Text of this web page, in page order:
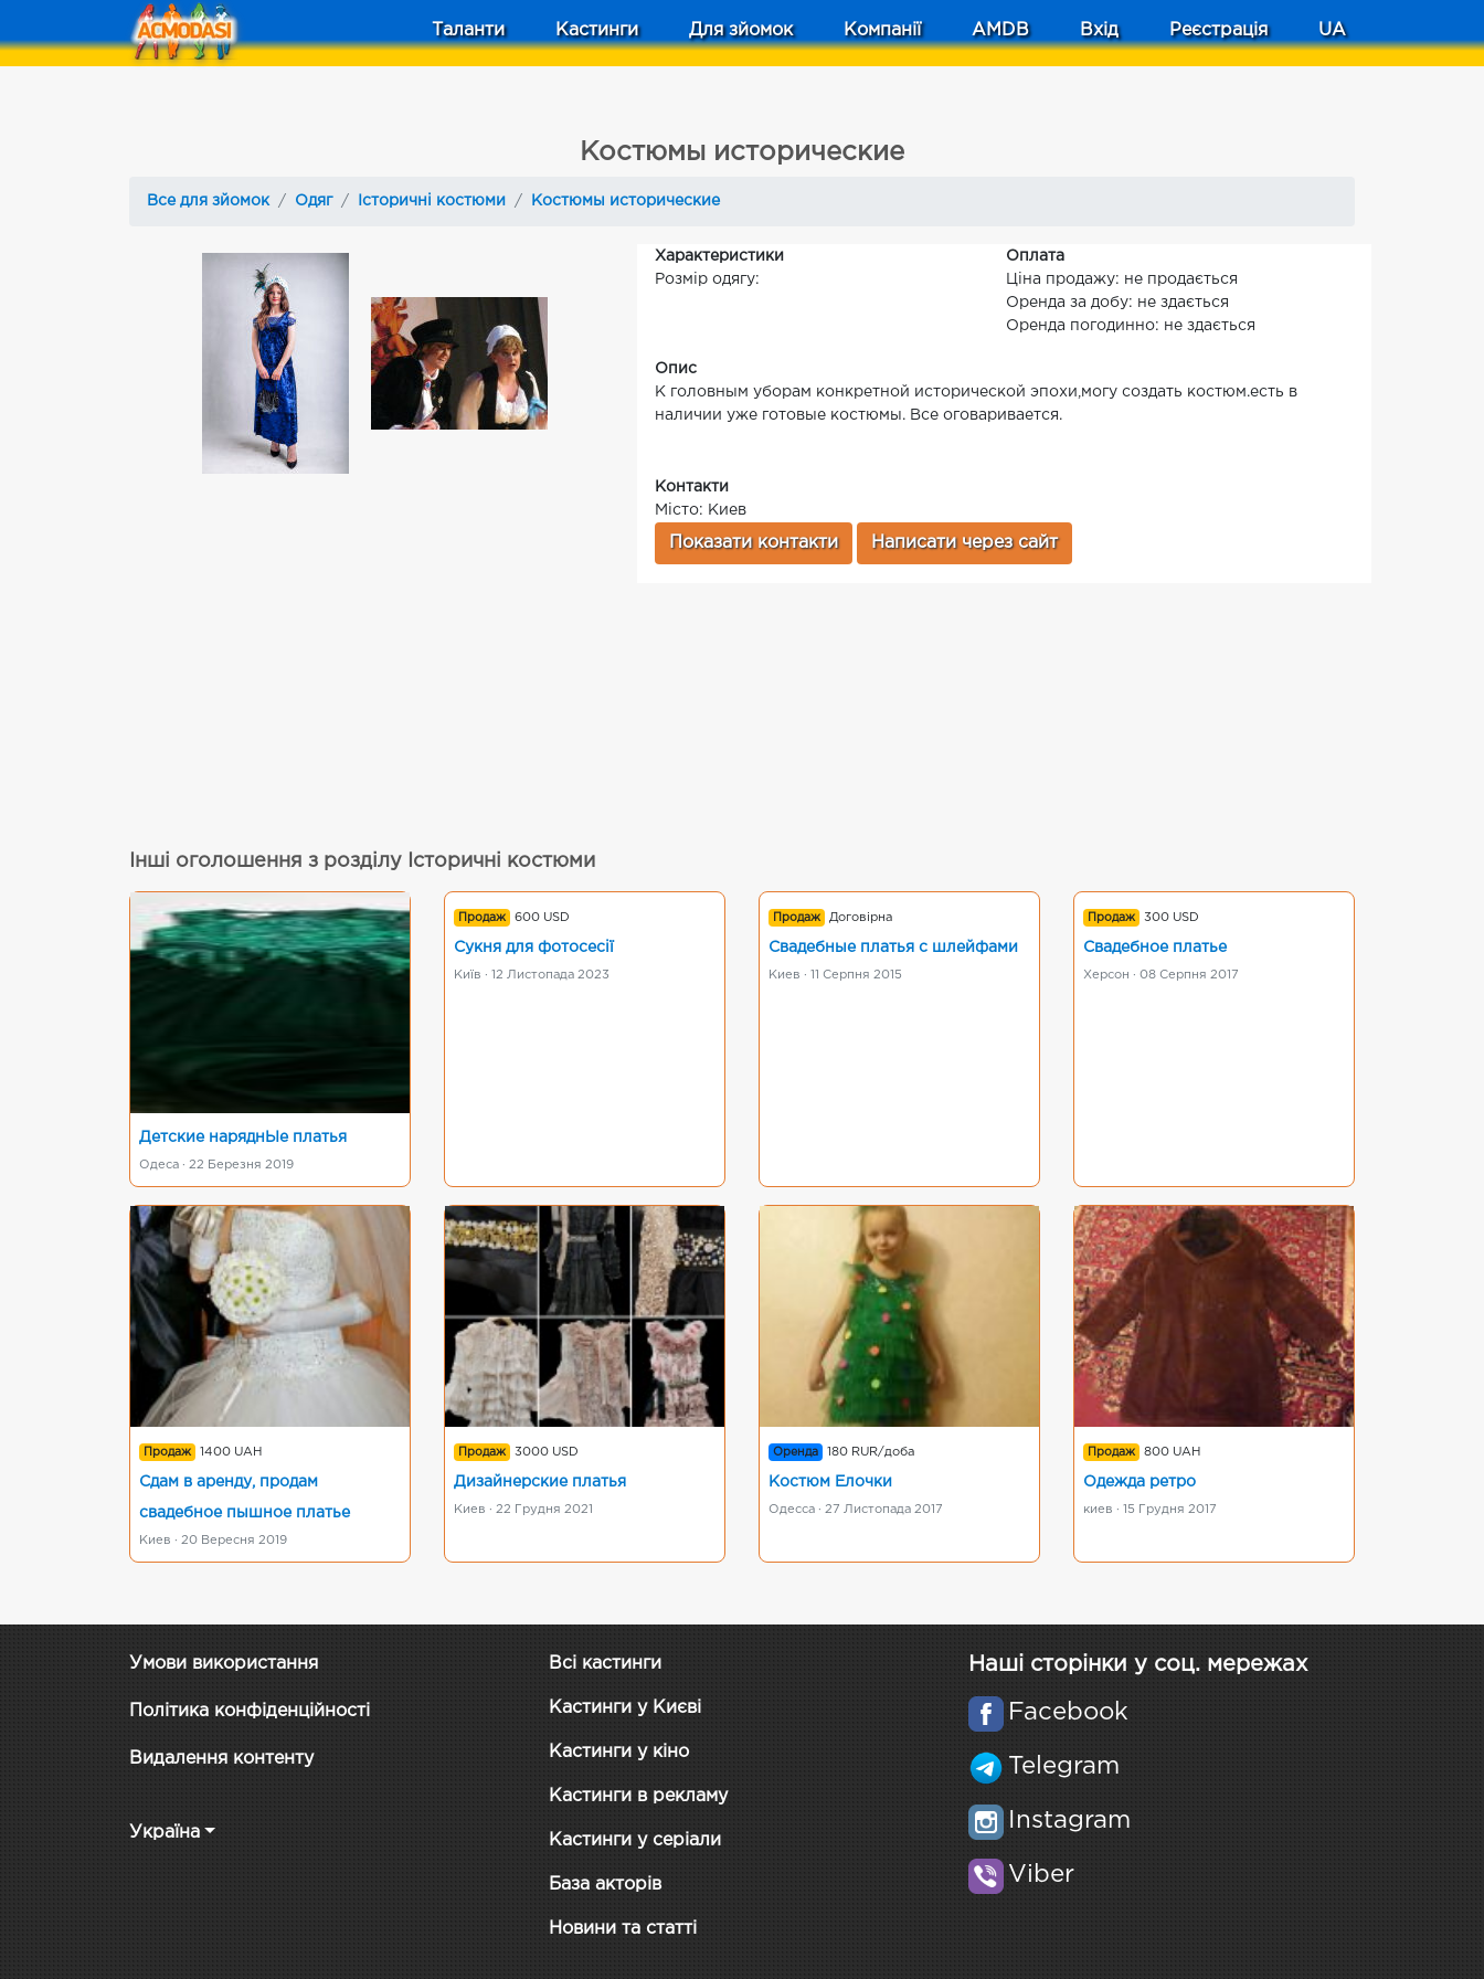
Таланти Кастинги Для зйомок Компанії AMDB Вхід Реєстрація UA
Костюмы исторические
Все для зйомок Одяг Історичні костюми Костюмы исторические
Характеристики
Розмір одягу:
Оплата
Ціна продажу: не продається
Оренда за добу: не здається
Оренда погодинно: не здається
Опис
К головным уборам конкретной исторической эпохи,могу создать костюм.есть в
наличии уже готовые костюмы. Все оговаривается.
Контакти
Місто: Киев
Показати контакти Написати через сайт
Інші оголошення з розділу Історичні костюми
Детские наряднЬІе платья
Одеса · 22 Березня 2019
Продаж 600 USD
Сукня для фотосесії
Київ · 12 Листопада 2023
Продаж Договірна
Свадебные платья с шлейфами
Киев · 11 Серпня 2015
Продаж 300 USD
Свадебное платье
Херсон · 08 Серпня 2017
Продаж 1400 UAH
Сдам в аренду, продам
свадебное пышное платье
Киев · 20 Вересня 2019
Продаж 3000 USD
Дизайнерские платья
Киев · 22 Грудня 2021
Оренда 180 RUR/доба
Костюм Елочки
Одесса · 27 Листопада 2017
Продаж 800 UAH
Одежда ретро
киев · 15 Грудня 2017
Умови використання
Політика конфіденційності
Видалення контенту
Україна
Всі кастинги
Кастинги у Києві
Кастинги у кіно
Кастинги в рекламу
Кастинги у серіали
База акторів
Новини та статті
Наші сторінки у соц. мережах
Facebook
Telegram
Instagram
Viber